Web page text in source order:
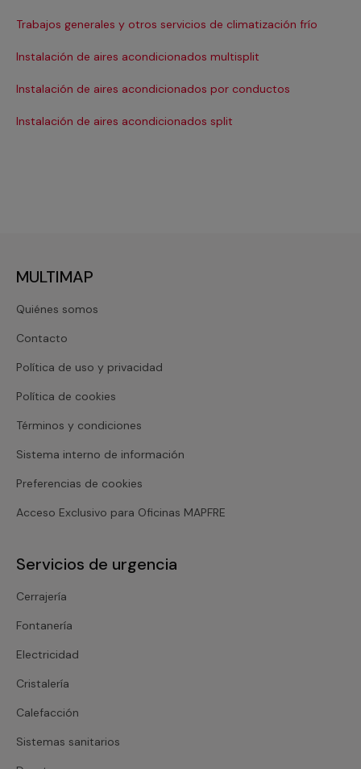
Trabajos generales y otros servicios de climatización frío
Instalación de aires acondicionados multisplit
Instalación de aires acondicionados por conductos
Instalación de aires acondicionados split
MULTIMAP
Quiénes somos
Contacto
Política de uso y privacidad
Política de cookies
Términos y condiciones
Sistema interno de información
Preferencias de cookies
Acceso Exclusivo para Oficinas MAPFRE
Servicios de urgencia
Cerrajería
Fontanería
Electricidad
Cristalería
Calefacción
Sistemas sanitarios